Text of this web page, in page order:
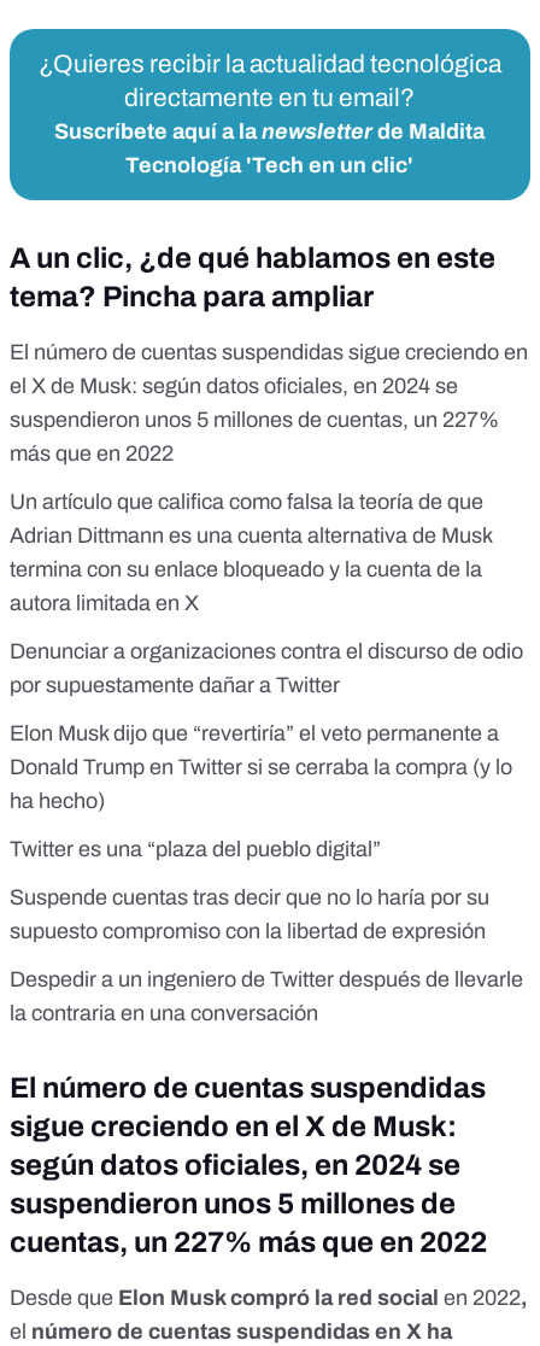
¿Quieres recibir la actualidad tecnológica
directamente en tu email?
Suscríbete aquí a lanewsletterde Maldita
Tecnología 'Tech en un clic'
A un clic, ¿de qué hablamos en este
tema? Pincha para ampliar
El número de cuentas suspendidas sigue creciendo en
el X de Musk: según datos oficiales, en 2024 se
suspendieron unos 5 millones de cuentas, un 227%
más que en 2022
Un artículo que califica como falsa la teoría de que
Adrian Dittmann es una cuenta alternativa de Musk
termina con su enlace bloqueado y la cuenta de la
autora limitada en X
Denunciar a organizaciones contra el discurso de odio
por supuestamente dañar a Twitter
Elon Musk dijo que “revertiría” el veto permanente a
Donald Trump en Twitter si se cerraba la compra (y lo
ha hecho)
Twitter es una “plaza del pueblo digital”
Suspende cuentas tras decir que no lo haría por su
supuesto compromiso con la libertad de expresión
Despedir a un ingeniero de Twitter después de llevarle
la contraria en una conversación
El número de cuentas suspendidas
sigue creciendo en el X de Musk:
según datos oficiales, en 2024 se
suspendieron unos 5 millones de
cuentas, un 227% más que en 2022
Desde que Elon Musk compró la red social en 2022,
el número de cuentas suspendidas en X ha